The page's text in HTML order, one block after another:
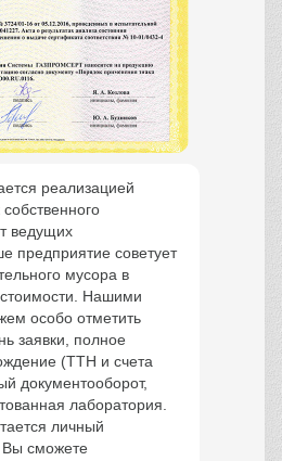
реализацией
ведущих
предприятие советует
мусора в
Нашими
особо отметить
заявки, полное
(ТТН и счета
документооборот,
лаборатория.
личный
сможете